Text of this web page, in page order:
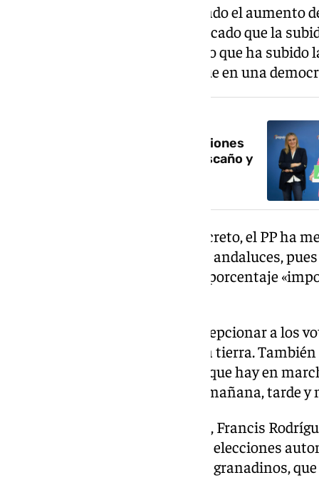
La candidata popular ha resaltado el aumento
la provincia granadina y ha indicado que la
puntos. Rocío Díaz ha destacado que ha
fundamental y necesario, porque en una
El PP gana en Granada las elecciones
andaluzas, el PSOE pierde un escaño y
En la capital granadina, en concreto, el PP ha
respecto a los últimos comicios andaluces,
Rocío Díaz, se ha alcanzado un porcentaje
Díaz ha añadido que no van decepcionar a los
«continuar trabajando» por esta tierra.
de su partido con los proyectos que hay en
que van a «avanzar trabajando mañana, tarde
El presidente del PP de Granada, Francis
formación ha vuelto a ganar las elecciones
recibir «la confianza de miles de granadinos,